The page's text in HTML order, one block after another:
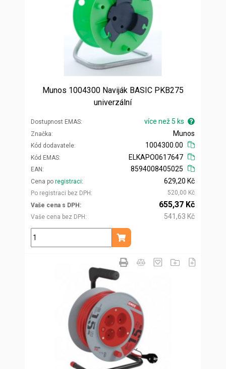
Munos 1004300 Naviják BASIC PKB275
univerzální
Dostupnost EMAS více než 5 ks
Značka
Kód dodavatele
Munos
1004300.00
Kód EMAS
EAN
ELKAPO0617647
8594008405025
Cena po registraci
Po registraci bez DPH
629,20 Kč
520,00 Kč
Vaše cena s DPH
Vaše cena bez DPH
655,37 Kč
541,63 Kč
ks
Přidat do košíku